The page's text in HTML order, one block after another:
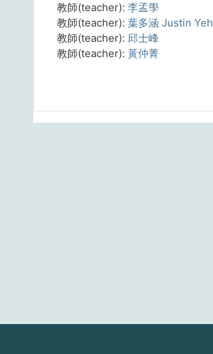
教師(teacher): 李孟學
教師(teacher): 葉多涵 Justin Yeh
教師(teacher): 邱士峰
教師(teacher): 黃仲菁